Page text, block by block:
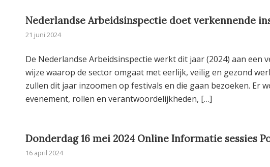
Nederlandse Arbeidsinspectie doet verkennende
21 juni 2024
De Nederlandse Arbeidsinspectie werkt dit jaar (2024) aan
wijze waarop de sector omgaat met eerlijk, veilig en gezond
zullen dit jaar inzoomen op festivals en die gaan bezoeken. Er
evenement, rollen en verantwoordelijkheden, […]
Donderdag 16 mei 2024 Online Informatie sessies
16 april 2024